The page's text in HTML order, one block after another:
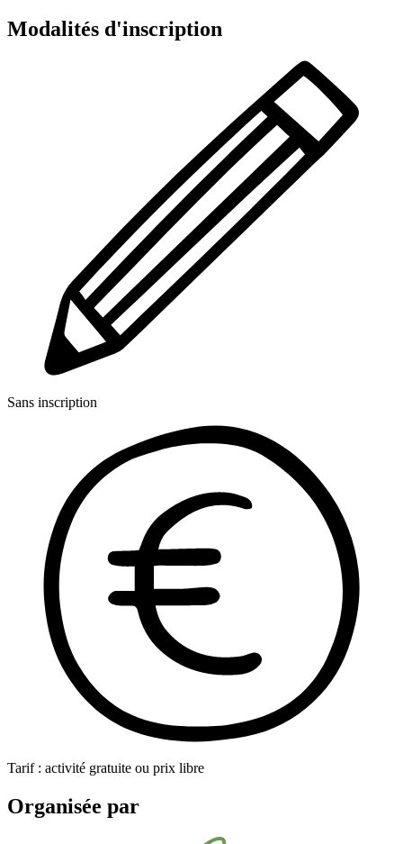
Modalités d'inscription
Sans inscription
Tarif : activité gratuite ou prix libre
Organisée par